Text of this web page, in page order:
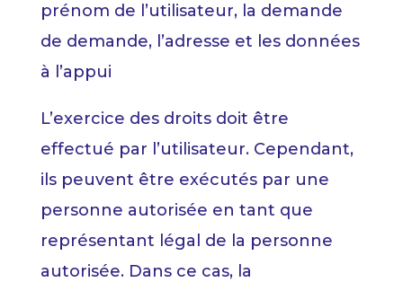
prénom de l’utilisateur, la demande
de demande, l’adresse et les données
à l’appui
L’exercice des droits doit être
effectué par l’utilisateur. Cependant,
ils peuvent être exécutés par une
personne autorisée en tant que
représentant légal de la personne
autorisée. Dans ce cas, la